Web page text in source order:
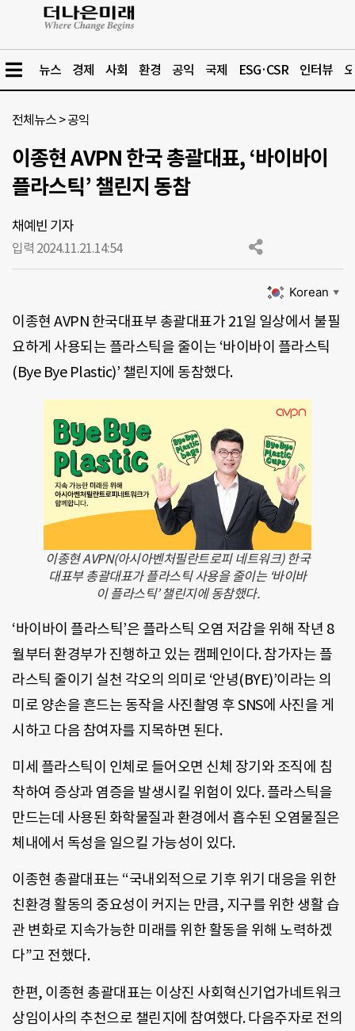
뉴스 경제 사회 환경 공익 국제 ESG·CSR 인터뷰
전체뉴스 >공익
이종현 AVPN 한국 총괄대표, ‘바이바이
플라스틱’ 챌린지 동참
채예빈 기자
입력 2024.11.21.14:54
Korean ▼
이종현 AVPN 한국대표부 총괄대표가 21일 일상에서 불필
요하게 사용되는 플라스틱을 줄이는 ‘바이바이 플라스틱
(Bye Bye Plastic)’ 챌린지에 동참했다.
이종현 AVPN(아시아벤처필란트로피 네트워크) 한국
대표부 총괄대표가 플라스틱 사용을 줄이는 ‘바이바
이 플라스틱’ 챌린지에 동참했다.
‘바이바이 플라스틱’은 플라스틱 오염 저감을 위해 작년 8
월부터 환경부가 진행하고 있는 캠페인이다. 참가자는 플
라스틱 줄이기 실천 각오의 의미로 ‘안녕(BYE)’이라는 의
미로 양손을 흔드는 동작을 사진촬영 후 SNS에 사진을 게
시하고 다음 참여자를 지목하면 된다.
미세 플라스틱이 인체로 들어오면 신체 장기와 조직에 침
착하여 증상과 염증을 발생시킬 위험이 있다. 플라스틱을
만드는데 사용된 화학물질과 환경에서 흡수된 오염물질은
체내에서 독성을 일으킬 가능성이 있다.
이종현 총괄대표는 “국내외적으로 기후 위기 대응을 위한
친환경 활동의 중요성이 커지는 만큼, 지구를 위한 생활 습
관 변화로 지속가능한 미래를 위한 활동을 위해 노력하겠
다”고 전했다.
한편, 이종현 총괄대표는 이상진 사회혁신기업가네트워크
상임이사의 추천으로 챌린지에 참여했다. 다음주자로 전의